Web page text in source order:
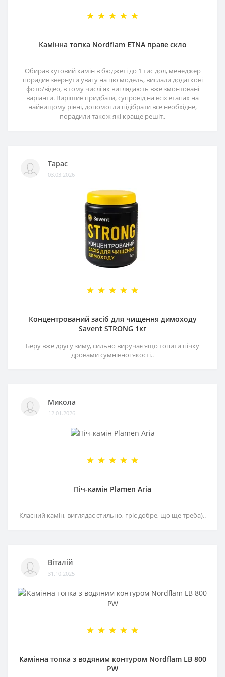
Камінна топка Nordflam ETNA праве скло
Обирав кутовий камін в бюджеті до 1 тис дол, менеджер
порадив звернути увагу на цю модель, вислали додаткові
фото/відео, в тому числі як виглядають вже змонтовані
варіанти. Вирішив придбати, супровід на всіх етапах на
найвищому рівні, допомогли підібрати все необхідне,
порадили також які краще решіт..
Тарас
03.03.2026
Концентрований засіб для чищення димоходу
Savent STRONG 1кг
Беру вже другу зиму, сильно виручає ящо топити пічку
дровами сумнівної якості..
Микола
12.01.2026
Піч-камін Plamen Aria
Класний камін, виглядає стильно, гріє добре, що ще треба)..
Віталій
31.10.2025
Камінна топка з водяним контуром Nordflam LB 800
PW